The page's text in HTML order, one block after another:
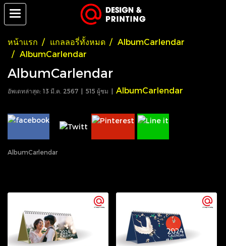
หน้าแรก แกลลอรี่ทั้งหมด
AlbumCarlendar
AlbumCarlendar
AlbumCarlendar
อัพเดทล่าสุด: 13 มี.ค. 2567 515 ผู้ชม AlbumCarlendar
AlbumCarlendar